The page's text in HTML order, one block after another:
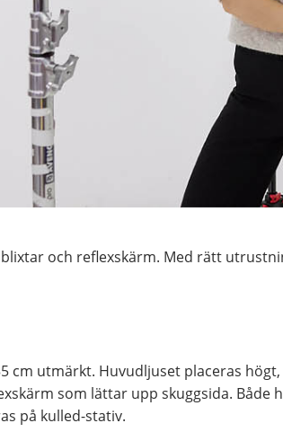
och reflexskärm. Med rätt
cm utmärkt. Huvudljuset placeras
som lättar upp skuggsida. Både
på kulled-stativ.